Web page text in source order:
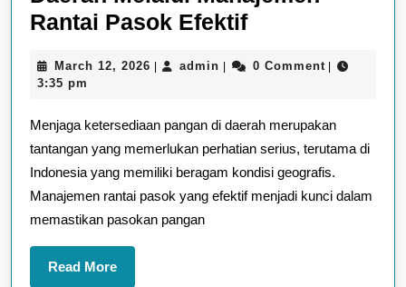
Rantai Pasok EfektifMenjaga
Pangan
Melalui
Manajemen
Rantai
Pasok
March 12, 2026 March
| admin admin
| 0 Comment |
3:35 pm
Menjaga ketersediaan pangan di daerah merupakan
tantangan yang memerlukan perhatian serius, terutama di
Indonesia yang memiliki beragam kondisi geografis.
Manajemen rantai pasok yang efektif menjadi kunci dalam
memastikan pasokan pangan
Read MoreRead